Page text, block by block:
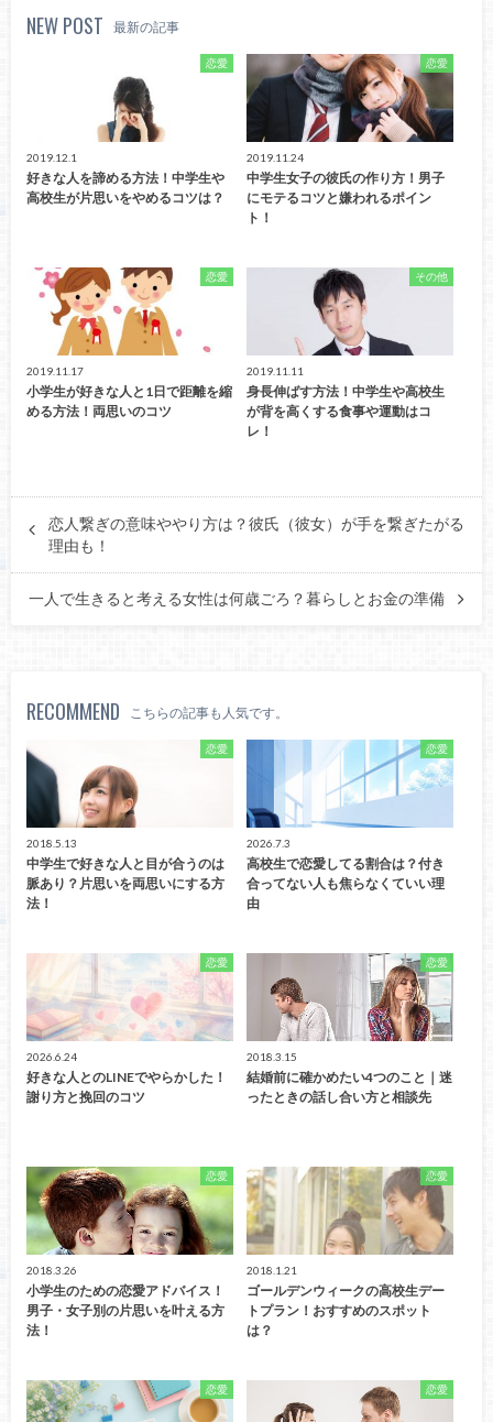
NEW POST 最新の記事
恋愛
2019.12.1
好きな人を諦める方法！中学生や
高校生が片思いをやめるコツは？
恋愛
2019.11.24
中学生女子の彼氏の作り方！男子
にモテるコツと嫌われるポイン
ト！
恋愛
2019.11.17
小学生が好きな人と1日で距離を縮
める方法！両思いのコツ
その他
2019.11.11
身長伸ばす方法！中学生や高校生
が背を高くする食事や運動はコ
レ！
恋人繋ぎの意味ややり方は？彼氏（彼女）が手を繋ぎたがる
理由も！
一人で生きると考える女性は何歳ごろ？暮らしとお金の準備
RECOMMEND こちらの記事も人気です。
恋愛
2018.5.13
中学生で好きな人と目が合うのは
脈あり？片思いを両思いにする方
法！
恋愛
2026.7.3
高校生で恋愛してる割合は？付き
合ってない人も焦らなくていい理
由
恋愛
2026.6.24
好きな人とのLINEでやらかした！
謝り方と挽回のコツ
恋愛
2018.3.15
結婚前に確かめたい4つのこと｜迷
ったときの話し合い方と相談先
恋愛
2018.3.26
小学生のための恋愛アドバイス！
男子・女子別の片思いを叶える方
法！
恋愛
2018.1.21
ゴールデンウィークの高校生デー
トプラン！おすすめのスポット
は？
恋愛 恋愛